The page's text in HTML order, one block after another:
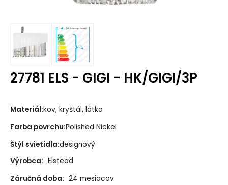
27781 ELS - GIGI - HK/GIGI/3P
Materiál:kov, kryštál, látka
Farba povrchu:Polished Nickel
Štýl svietidla:designový
Výrobca: Elstead
Záručná doba: 24 mesiacov